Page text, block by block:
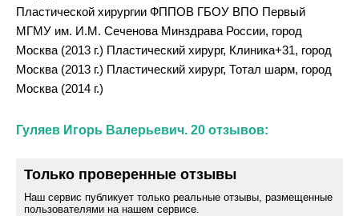
Пластической хирургии ФППОВ ГБОУ ВПО Первый
МГМУ им. И.М. Сеченова Минздрава России, город
Москва (2013 г.) Пластический хирург, Клиника+31, город
Москва (2013 г.) Пластический хирург, Тотал шарм, город
Москва (2014 г.)
Гуляев Игорь Валерьевич. 20 отзывов:
Только проверенные отзывы
Наш сервис публикует только реальные отзывы, размещенные
пользователями на нашем сервисе.